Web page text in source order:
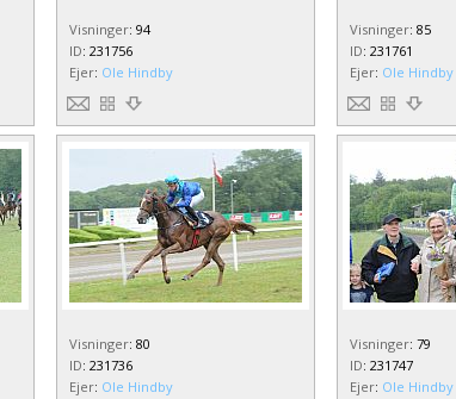
Visninger: 94
ID: 231756
Ejer: Ole Hindby
Visninger: 85
ID: 231761
Ejer: Ole Hindby
Visninger: 80
ID: 231736
Ejer: Ole Hindby
Visninger: 79
ID: 231747
Ejer: Ole Hindby